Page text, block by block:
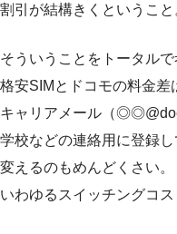
割引が結構きくということ
そういうことをトータルで
格安SIMとドコモの料金差
キャリアメール（
学校などの連絡用に登録し
変えるのもめんどくさい。
いわゆるスイッチングコス